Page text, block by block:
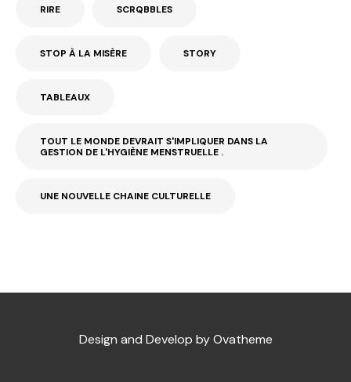
RIRE SCRQBBLES
STOP À LA MISÈRE STORY
TABLEAUX
TOUT LE MONDE DEVRAIT S'IMPLIQUER DANS LA
GESTION DE L'HYGIÈNE MENSTRUELLE .
UNE NOUVELLE CHAINE CULTURELLE
Design and Develop by Ovatheme